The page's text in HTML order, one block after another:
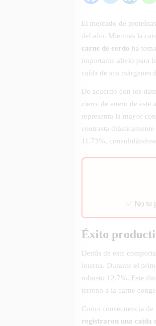
El mercado de
del año. Mientras la
carne de cerdo ha
importante alivio para
caída de sus márgenes
De acuerdo con los
cierre de enero de
representa la mayor
contrasta drásticamente
11.73%,
✅ No
Éxito
Detrás de este
interna. Durante el
robusto 12.7%. Este
terreno a la carne
Como consecuencia
registraron una caída